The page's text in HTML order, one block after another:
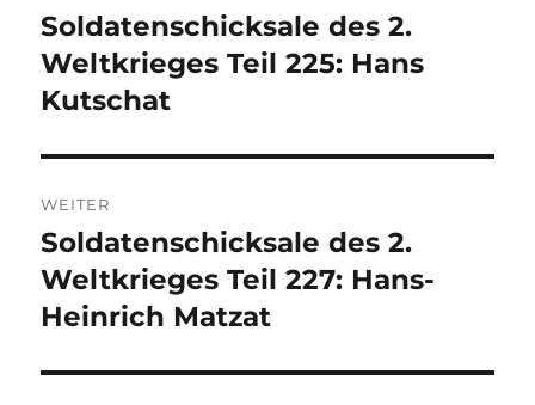
Vorheriger
Beitrag:
Soldatenschicksale des 2.
Weltkrieges Teil 225: Hans
Kutschat
WEITER
Nächster
Beitrag:
Soldatenschicksale des 2.
Weltkrieges Teil 227: Hans-
Heinrich Matzat